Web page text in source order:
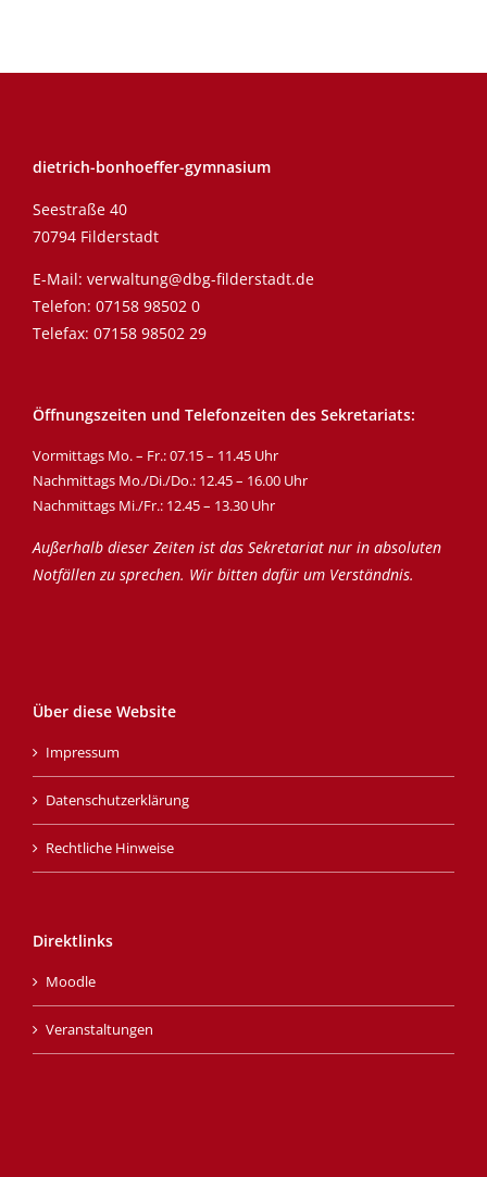
dietrich-bonhoeffer-gymnasium
Seestraße 40
70794 Filderstadt
E-Mail: verwaltung@dbg-filderstadt.de
Telefon: 07158 98502 0
Telefax: 07158 98502 29
Öffnungszeiten und Telefonzeiten des Sekretariats:
Vormittags Mo. – Fr.: 07.15 – 11.45 Uhr
Nachmittags Mo./Di./Do.: 12.45 – 16.00 Uhr
Nachmittags Mi./Fr.: 12.45 – 13.30 Uhr
Außerhalb dieser Zeiten ist das Sekretariat nur in absoluten
Notfällen zu sprechen. Wir bitten dafür um Verständnis.
Über diese Website
Impressum
Datenschutzerklärung
Rechtliche Hinweise
Direktlinks
Moodle
Veranstaltungen